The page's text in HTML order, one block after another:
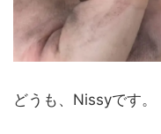
どうも、Nissyです。